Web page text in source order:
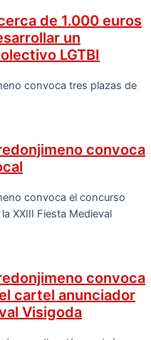
de 1.000 euros
un
LGTBI
convoca
convoca
cartel anunciador
Visigoda